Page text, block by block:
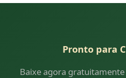
Pronto para
Baixe agora